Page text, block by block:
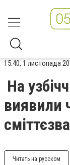
15:40, 1 листопада
На
виявили
Читать на русском